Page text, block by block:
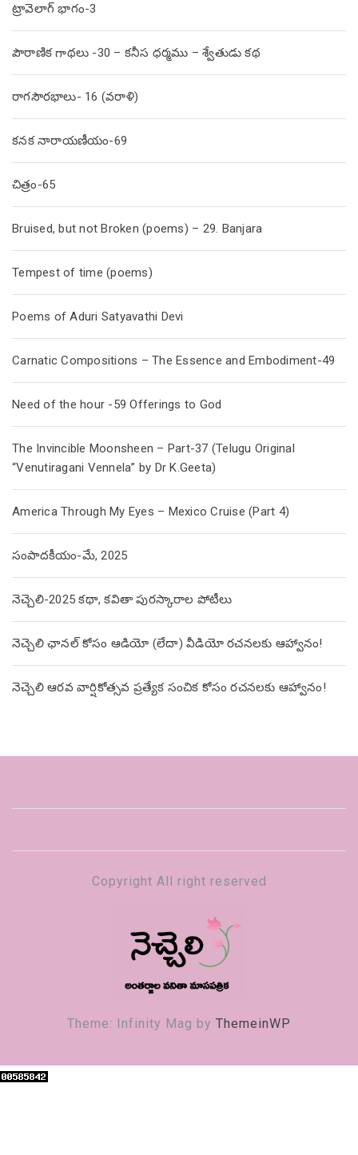
ట్రావెలాగ్ భాగం-3
పౌరాణిక గాథలు -30 – కనీస ధర్మము – శ్వేతుడు కథ
రాగసౌరభాలు- 16 (వరాళి)
కనక నారాయణీయం-69
చిత్రం-65
Bruised, but not Broken (poems) – 29. Banjara
Tempest of time (poems)
Poems of Aduri Satyavathi Devi
Carnatic Compositions – The Essence and Embodiment-49
Need of the hour -59 Offerings to God
The Invincible Moonsheen – Part-37 (Telugu Original
“Venutiragani Vennela” by Dr K.Geeta)
America Through My Eyes – Mexico Cruise (Part 4)
సంపాదకీయం-మే, 2025
నెచ్చెలి-2025 కథా, కవితా పురస్కారాల పోటీలు
నెచ్చెలి ఛానల్ కోసం ఆడియో (లేదా) వీడియో రచనలకు ఆహ్వానం!
నెచ్చెలి ఆరవ వార్షికోత్సవ ప్రత్యేక సంచిక కోసం రచనలకు ఆహ్వానం!
Copyright All right reserved
Theme: Infinity Mag by ThemeinWP